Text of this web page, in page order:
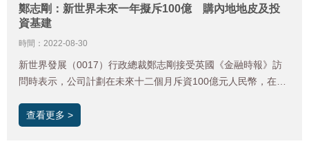
鄭志剛：新世界未來一年擬斥100億 購內地地皮及投
資基建
時間：2022-08-30
新世界發展（0017）行政總裁鄭志剛接受英國《金融時報》訪
問時表示，公司計劃在未來十二個月斥資100億元人民幣，在上
查看更多 >